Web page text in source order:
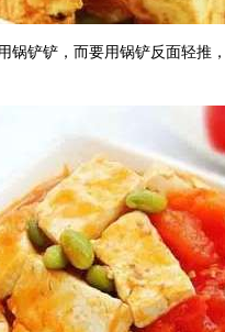
铲铲，而要用锅铲反面轻推